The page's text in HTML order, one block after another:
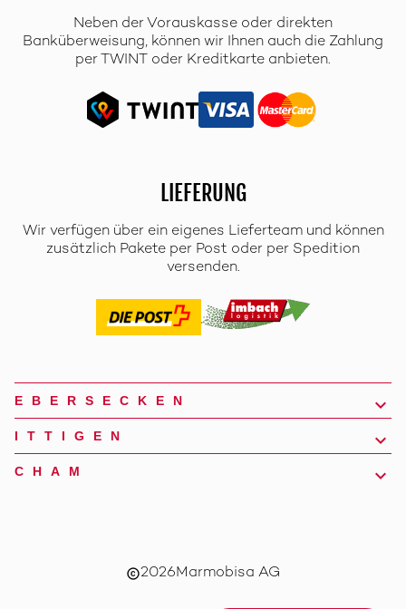
Neben der Vorauskasse oder direkten
Banküberweisung, können wir Ihnen auch die Zahlung
per TWINT oder Kreditkarte anbieten.
LIEFERUNG
Wir verfügen über ein eigenes Lieferteam und können
zusätzlich Pakete per Post oder per Spedition
versenden.
EBERSECKEN
ITTIGEN
CHAM
copyright2026Marmobisa AG